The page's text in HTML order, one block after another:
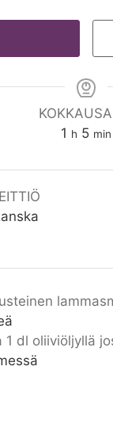
1
n
h 5m
n
min
1 dl oliiviöljyllä